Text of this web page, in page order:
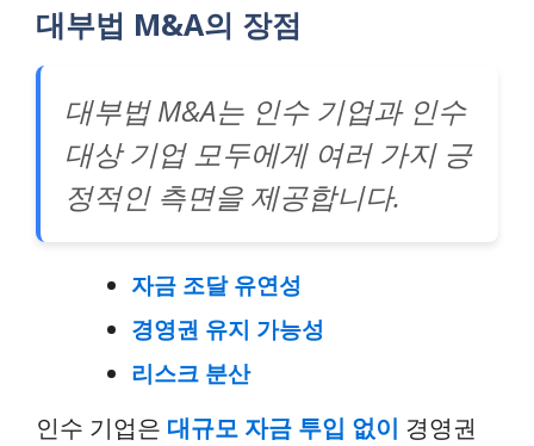
대부법 M&A의 장점
대부법 M&A는 인수 기업과 인수
대상 기업 모두에게 여러 가지 긍
정적인 측면을 제공합니다.
자금 조달 유연성
경영권 유지 가능성
리스크 분산
인수 기업은 대규모 자금 투입 없이 경영권